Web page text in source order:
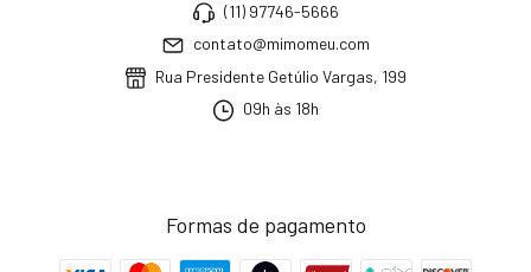
(11) 97746-5666
contato@mimomeu.com
Rua Presidente Getúlio Vargas, 199
09h às 18h
Formas de pagamento